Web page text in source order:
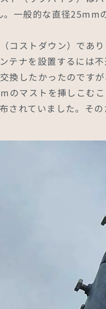
一般的な直径25mm
コストダウン）であ
テナを設置するには不
換したかったのです
のマストを挿しこむ
されていました。そ